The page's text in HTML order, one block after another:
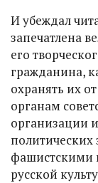
И убеждал
запечатлена
его
гражданина,
охранять их
органам
организации
политических
фашистскими
русской